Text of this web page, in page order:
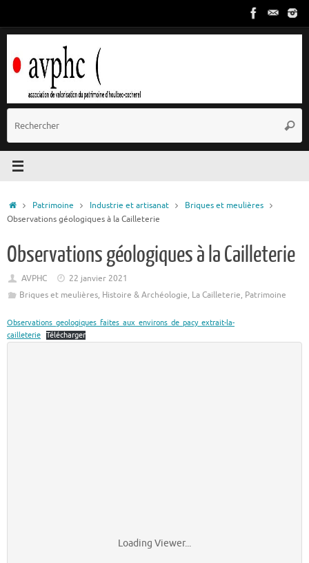
contenu
:
AccueilPatrimoine Industrie et artisanat
Briques et meulières
Observations géologiques à la Cailleterie
Observations géologiques à la Cailleterie
AVPHC
22 janvier 2021
Briques et meulières, Histoire & Archéologie, La Cailleterie, Patrimoine
Observations_geologiques_faites_aux_environs_de_pacy_extrait-la-
cailleterie
Télécharger
Loading Viewer...